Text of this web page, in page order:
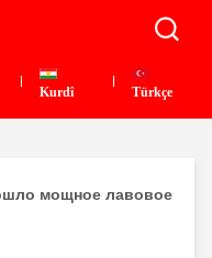
Kurdî Türkçe
мощное лавовое